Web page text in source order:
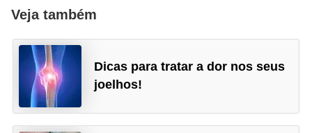
Veja também
Dicas para tratar a dor nos seus
joelhos!